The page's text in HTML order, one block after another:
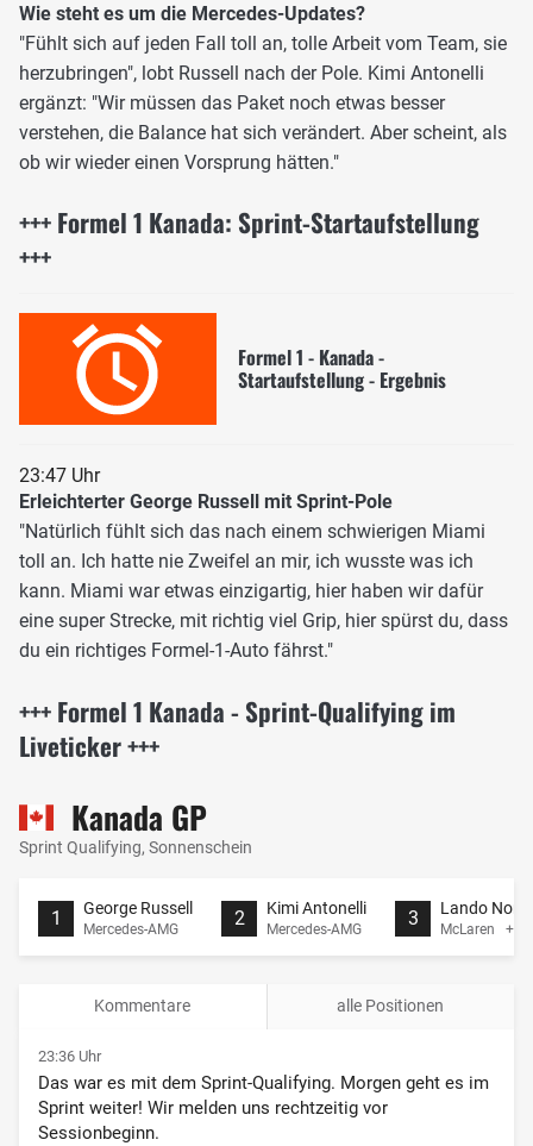
Wie steht es um die Mercedes-Updates?
"Fühlt sich auf jeden Fall toll an, tolle Arbeit vom Team, sie
herzubringen", lobt Russell nach der Pole. Kimi Antonelli
ergänzt: "Wir müssen das Paket noch etwas besser
verstehen, die Balance hat sich verändert. Aber scheint, als
ob wir wieder einen Vorsprung hätten."
+++ Formel 1 Kanada: Sprint-Startaufstellung
+++
Formel 1 - Kanada -
Startaufstellung - Ergebnis
23:47 Uhr
Erleichterter George Russell mit Sprint-Pole
"Natürlich fühlt sich das nach einem schwierigen Miami
toll an. Ich hatte nie Zweifel an mir, ich wusste was ich
kann. Miami war etwas einzigartig, hier haben wir dafür
eine super Strecke, mit richtig viel Grip, hier spürst du, dass
du ein richtiges Formel-1-Auto fährst."
+++ Formel 1 Kanada - Sprint-Qualifying im
Liveticker +++
Kanada GP
Sprint Qualifying, Sonnenschein
George Russell
Mercedes-AMG
1 Kimi Antonelli
Mercedes-AMG
2 Lando
McLaren
3
Kommentare alle Positionen
23:36 Uhr
Das war es mit dem Sprint-Qualifying. Morgen geht es im
Sprint weiter! Wir melden uns rechtzeitig vor
Sessionbeginn.